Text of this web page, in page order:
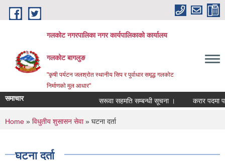
Skip to main content
गलकोट नगरपालिका नगर कार्यपालिकाको कार्यालय
गलकोट बागलुङ
"कृषी पर्यटन जलश्रोत स्थानीय सिप र पुर्वाधार समृद्ध गलकोट
निर्माणको मुल आधार"
समाचार सरूवा सहमति सम्बन्धी सूचना । करार पदमा
You are here
Home » विधुतीय शुसासन सेवा» घटना दर्ता
घटना दर्ता